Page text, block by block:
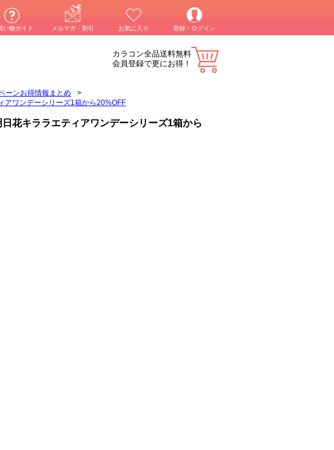
い物ガイド メルマガ・割引 お気に入り 登録・ログイン
カラコン全品送料無料
会員登録で更にお得！
ーンお得情報まとめ
>
アワンデーシリーズ1箱から20%OFF
花キララエティアワンデーシリーズ1箱から